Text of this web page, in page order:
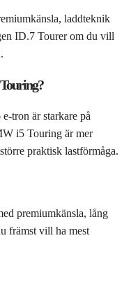
laddteknik
ID.7 Tourer om du vill
tron är starkare på
i5 Touring är mer
praktisk lastförmåga.
premiumkänsla, lång
främst vill ha mest